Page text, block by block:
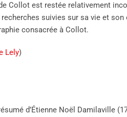
Collot est restée relativement
suivies sur sa vie et
consacrée à Collot.
Lely)
d’Étienne Noël Damilaville